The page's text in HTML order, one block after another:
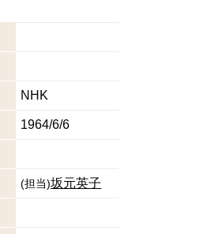
NHK
1964/6/6
(担当)坂元英子